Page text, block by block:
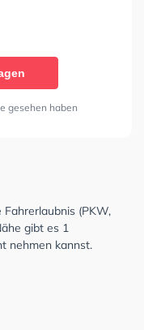
gesehen haben
(PKW,
gibt es 1
nehmen kannst.